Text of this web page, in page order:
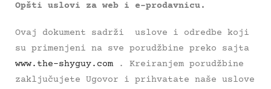
Opšti uslovi za web i e-prodavnicu.
Ovaj dokument sadrži uslove i odredbe koji
su primenjeni na sve porudžbine preko sajta
www.the-shyguy.com. Kreiranjem porudžbine
zaključujete Ugovor i prihvatate naše uslove